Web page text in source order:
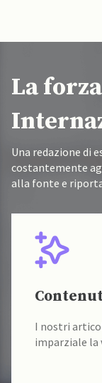
La
Una redazione di
costantemente
alla fonte e
I nostri
imparziale la